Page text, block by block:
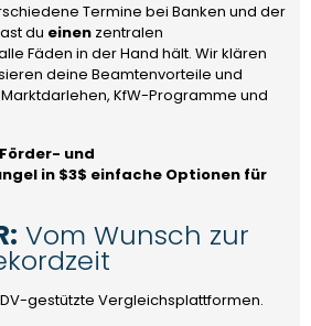
Termine bei Banken und der
du einen zentralen
Fäden in der Hand hält. Wir klären
deine Beamtenvorteile und
KfW-Programme und
und
in $3$ einfache Optionen für
Vom Wunsch zur
gestützte Vergleichsplattformen.